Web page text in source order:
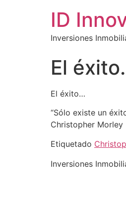
ID
Inversiones
El
El éxito…
“Sólo existe un
Christopher Morley
Etiquetado
Inversiones